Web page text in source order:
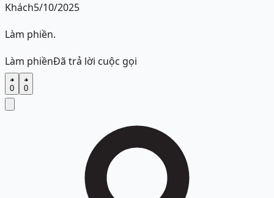
Khách5/10/2025
Làm phiền.
Làm phiềnĐã trả lời cuộc gọi
0 0